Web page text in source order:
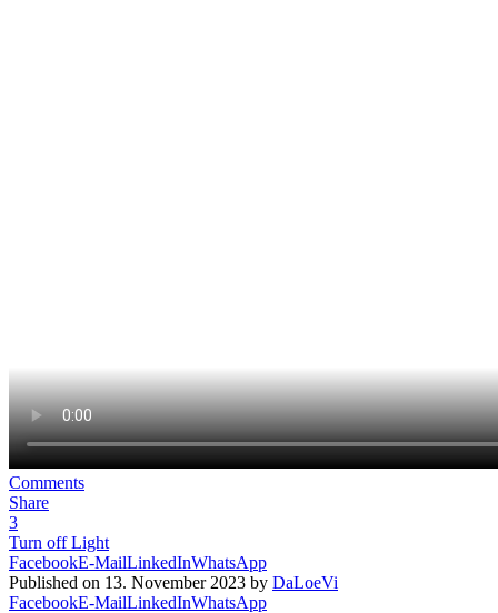
Comments
Share
3
Turn off Light
FacebookE-MailLinkedInWhatsApp
Published on 13. November 2023 by DaLoeVi
FacebookE-MailLinkedInWhatsApp